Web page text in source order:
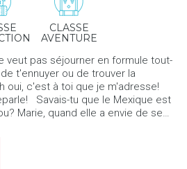
CLASSE
AVENTURE
veut pas séjourner en formule tout-
t'ennuyer ou de trouver la
oui, c'est à toi que je m'adresse!
Savais-tu que le Mexique est
Marie, quand elle a envie de se